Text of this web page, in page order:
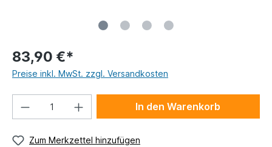
83,90 €*
Preise inkl. MwSt. zzgl. Versandkosten
In den Warenkorb
Zum Merkzettel hinzufügen